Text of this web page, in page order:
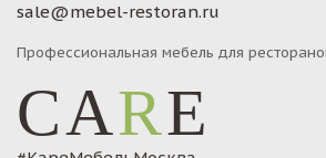
sale@mebel-restoran.ru
Профессиональная мебель для
CARE